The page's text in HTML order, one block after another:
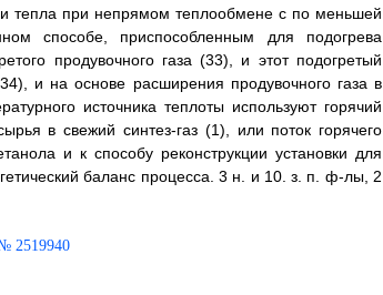
тепла при непрямом теплообмене с по меньшей
способе, приспособленным для подогрева
продувочного газа (33), и этот подогретый
и на основе расширения продувочного газа в
источника теплоты используют горячий
в свежий синтез-газ (1), или поток горячего
и к способу реконструкции установки для
баланс процесса. 3 н. и 10. з. п. ф-лы, 2